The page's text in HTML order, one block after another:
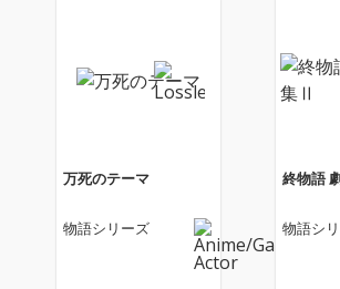
万死のテーマ
物語シリーズ
終物語
物語シ